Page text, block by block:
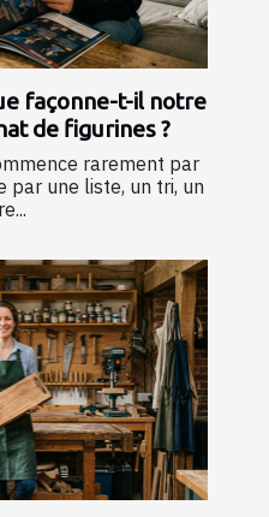
façonne-t-il notre
de figurines ?
rarement par
par une liste, un tri, un